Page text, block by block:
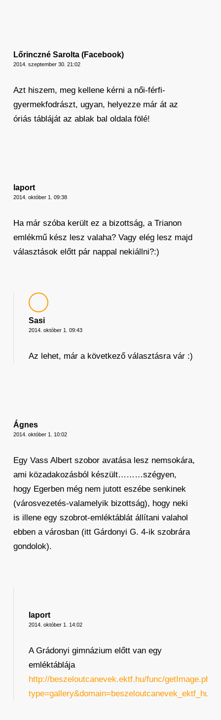
Lőrinczné Sarolta (Facebook)
2014. szeptember 30. 21:02
Azt hiszem, meg kellene kérni a női-férfi-
gyermekfodrászt, ugyan, helyezze már át az
óriás tábláját az ablak bal oldala fölé!
laport
2014. október 1. 09:38
Ha már szóba került ez a bizottság, a Trianon
emlékmű kész lesz valaha? Vagy elég lesz majd
választások előtt pár nappal nekiállni?:)
Sasi
2014. október 1. 09:43
Az lehet, már a következő választásra vár :)
Ágnes
2014. október 1. 10:02
Egy Vass Albert szobor avatása lesz nemsokára,
ami közadakozásból készült………szégyen,
hogy Egerben még nem jutott eszébe senkinek
(városvezetés-valamelyik bizottság), hogy neki
is illene egy szobrot-emléktáblát állítani valahol
ebben a városban (itt Gárdonyi G. 4-ik szobrára
gondolok).
laport
2014. október 1. 14:02
A Grádonyi gimnázium előtt van egy
emléktáblája
http://beszeloutcanevek.ektf.hu/func/getImage.php?